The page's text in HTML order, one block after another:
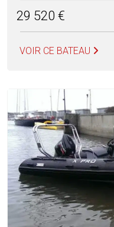
29 520 €
VOIR CE BATEAU